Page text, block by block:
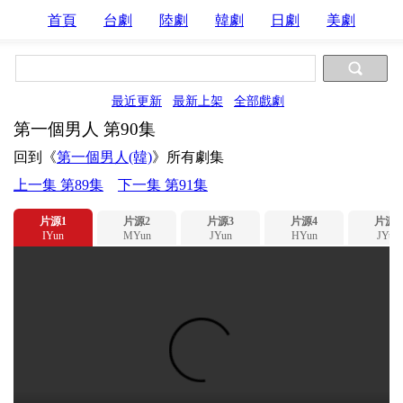
首頁 台劇 陸劇 韓劇 日劇 美劇
最近更新 最新上架 全部戲劇
第一個男人 第90集
回到《第一個男人(韓)》所有劇集
上一集 第89集
下一集 第91集
片源1
IYun
片源2
MYun
片源3
JYun
片源4
HYun
片源5
JYun